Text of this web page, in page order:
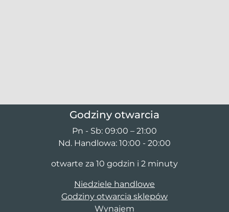
Godziny otwarcia
Pn - Sb: 09:00 – 21:00
Nd. Handlowa: 10:00 - 20:00
otwarte za 10 godzin i 2 minuty
Niedziele handlowe
Godziny otwarcia sklepów
Wynajem